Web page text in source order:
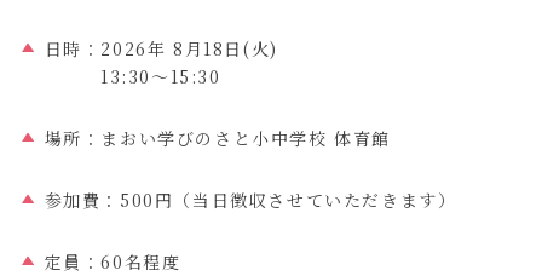
日時：2026年 8月18日(火)
13:30〜15:30
場所：まおい学びのさと小中学校 体育館
参加費：500円（当日徴収させていただきます）
定員：60名程度